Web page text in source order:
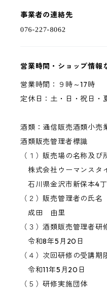
事業者の連絡先
営業時間・ショップ情報
営業時間：９時～17時
定休日：土・日・祝日・
酒類：通信販売酒類小売
酒類販売管理者標識
（１）販売場の名称及び
株式会社ウーマンスタ
石川県金沢市新保本4
（２）販売管理者の氏名
成田 由里
（３）酒類販売管理者研
令和8年5月20日
（４）次回研修の受講期
令和11年5月20日
（５）研修実施団体